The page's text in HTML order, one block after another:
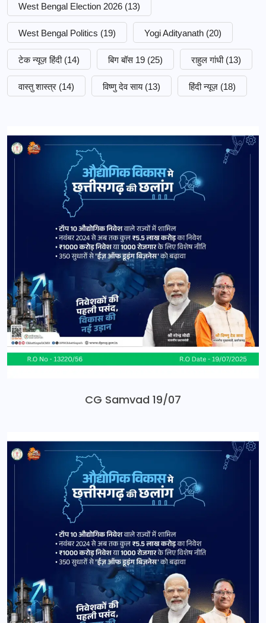
West Bengal Election 2026 (13)
West Bengal Politics (19) Yogi Adityanath (20)
टेक न्यूज़ हिंदी (14) बिग बॉस 19 (25) राहुल गांधी (13)
वास्तु शास्त्र (14) विष्णु देव साय (13) हिंदी न्यूज़ (18)
CG Samvad 19/07